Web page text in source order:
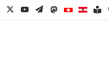
Facebook YouTubeTelegramMastodonMiNa CH
MiNa